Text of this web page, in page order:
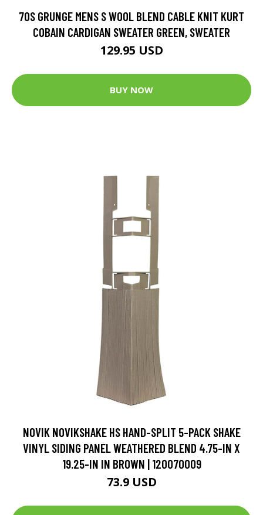
70S GRUNGE MENS S WOOL BLEND CABLE KNIT KURT
COBAIN CARDIGAN SWEATER GREEN, SWEATER
129.95 USD
BUY NOW
NOVIK NOVIKSHAKE HS HAND-SPLIT 5-PACK SHAKE
VINYL SIDING PANEL WEATHERED BLEND 4.75-IN X
19.25-IN IN BROWN | 120070009
73.9 USD